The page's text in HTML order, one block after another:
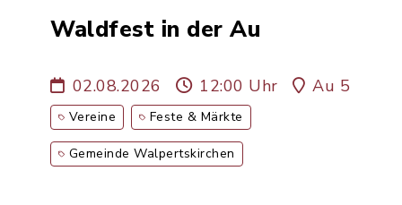
Waldfest in der Au
02.08.2026 12:00 Uhr Au 5
Vereine Feste & Märkte
Gemeinde Walpertskirchen